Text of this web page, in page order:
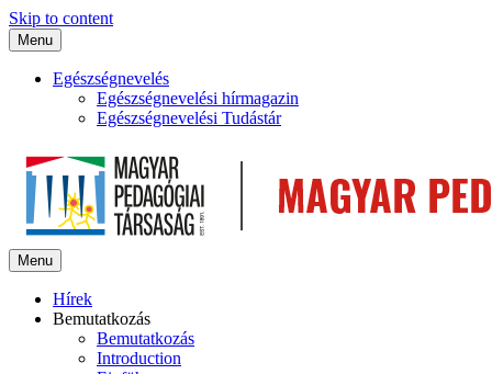
Skip to content
Menu
Egészségnevelés
Egészségnevelési hírmagazin
Egészségnevelési Tudástár
Menu
Hírek
Bemutatkozás
Bemutatkozás
Introduction